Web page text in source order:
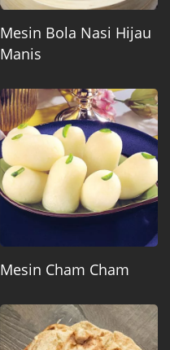
Mesin Bola Nasi Hijau
Manis
Mesin Cham Cham